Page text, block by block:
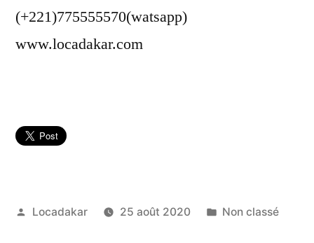
(+221)775555570(watsapp)
www.locadakar.com
Publié
Locadakar 25 août 2020
Publié
Non classé